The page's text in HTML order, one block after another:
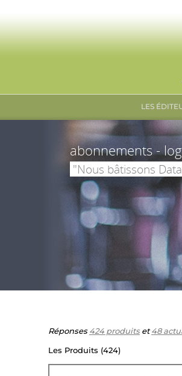
LES
abonnements -
"Nous bâtissons
Réponses424 produitset48
Les Produits (424)